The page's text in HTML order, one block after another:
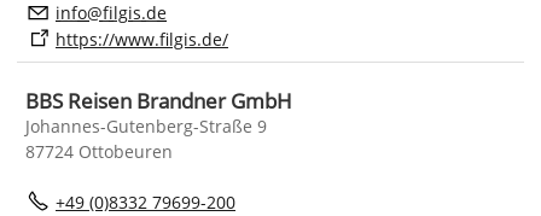
nf
f lg s d
https://www.filgis.de/
BBS Reisen Brandner GmbH
Johannes-Gutenberg-Straße 9
87724 Ottobeuren
+49 (0)8332 79699-200